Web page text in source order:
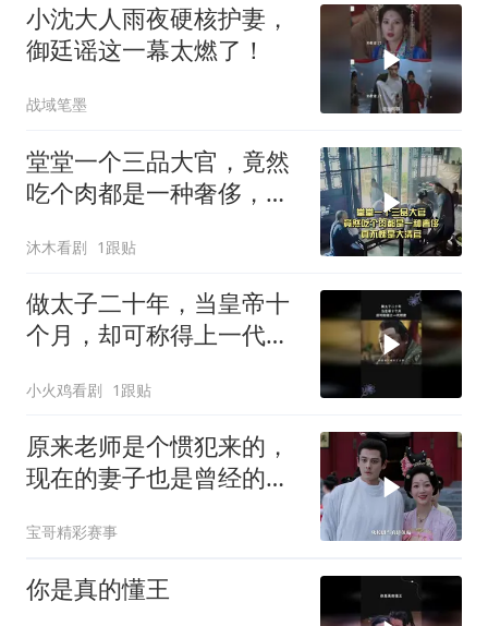
小沈大人雨夜硬核护妻，
御廷谣这一幕太燃了！
战域笔墨
堂堂一个三品大官，竟然
吃个肉都是一种奢侈，真
沐木看剧 1跟贴
做太子二十年，当皇帝十
个月，却可称得上一代明
小火鸡看剧 1跟贴
原来老师是个惯犯来的，
现在的妻子也是曾经的学
宝哥精彩赛事
你是真的懂王